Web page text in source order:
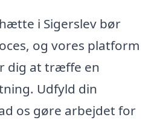
i Sigerslev bør
og vores platform
dig at træffe en
Udfyld din
os gøre arbejdet for